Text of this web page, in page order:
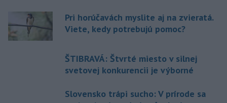
Pri horúčavách myslite aj na zvieratá.
Viete, kedy potrebujú pomoc?
ŠTIBRAVÁ: Štvrté miesto v silnej
svetovej konkurencii je výborné
Slovensko trápi sucho: V prírode sa